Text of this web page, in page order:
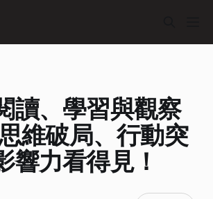
讀、學習與觀察
維破局、行動突
響力看得見！